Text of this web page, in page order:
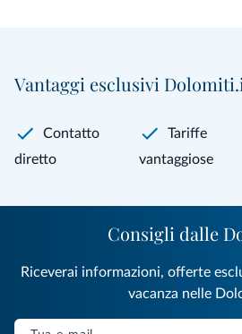
Vantaggi esclusivi
Contatto
diretto
Tariffe
vantaggiose
Consigli dalle
Riceverai informazioni, offerte
vacanza nelle